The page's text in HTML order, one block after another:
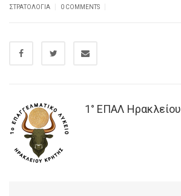
ΣΤΡΑΤΟΛΟΓΊΑ
0 COMMENTS
1° ΕΠΑΛ Ηρακλείου